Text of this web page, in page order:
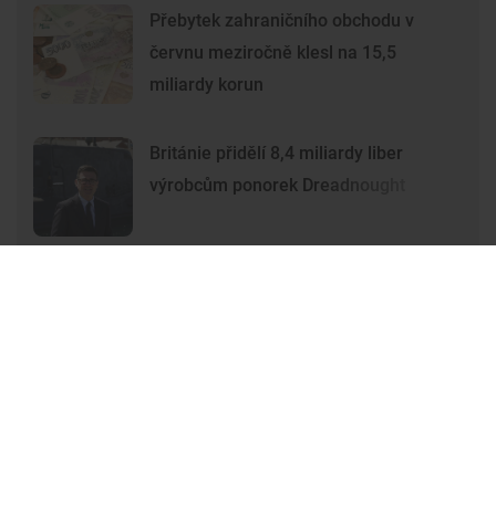
Přebytek zahraničního obchodu v
červnu meziročně klesl na 15,5
miliardy korun
Británie přidělí 8,4 miliardy liber
výrobcům ponorek Dreadnought